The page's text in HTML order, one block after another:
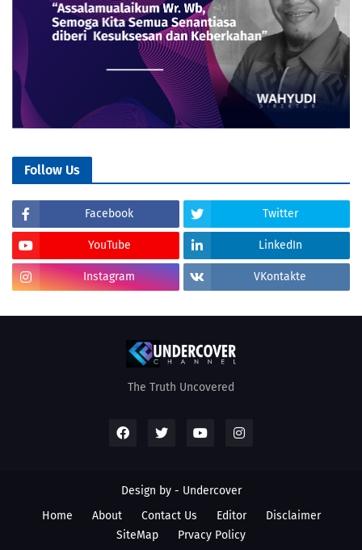
Follow Us
Facebook Twitter
YouTube LinkedIn
Instagram VKontakte
The Truth Uncovered
Design by - Undercover
Home
About Contact Us Editor
Disclaimer
SiteMap
Prvacy Policy